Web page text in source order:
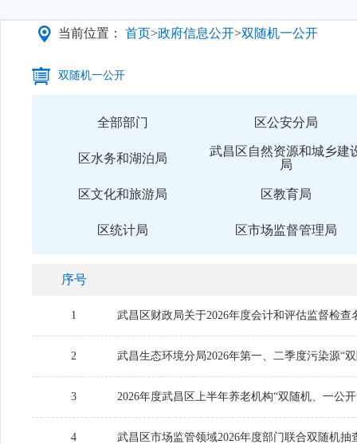
当前位置： 首页>政府信息公开>双随机一公开
双随机一公开
全部部门 区公安分局
区水务和湖泊局
武昌区自然资源和城乡建
局
区文化和旅游局 区教育局
区统计局 区市场监督管理局
序号
1 武昌区财政局关于2026年度会计和评估监督检查
2 武昌生态环境分局2026年第一、二季度污染源“
3 2026年度武昌区上半年养老机构“双随机、一公
4 武昌区市场监管领域2026年度部门联合双随机抽